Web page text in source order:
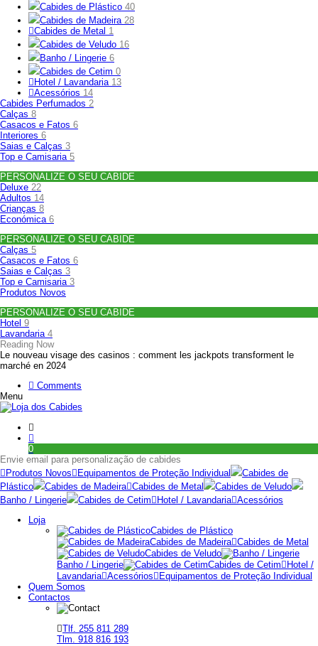
Cabides de Plástico 40
Cabides de Madeira 28
Cabides de Metal 1
Cabides de Veludo 16
Banho / Lingerie 6
Cabides de Cetim 0
Hotel / Lavandaria 13
Acessórios 14
Cabides Perfumados 2
Calças 8
Casacos e Fatos 6
Interiores 6
Saias e Calças 3
Top e Camisaria 5
PERSONALIZE O SEU CABIDE
Deluxe 22
Adultos 14
Crianças 8
Económica 6
PERSONALIZE O SEU CABIDE
Calças 5
Casacos e Fatos 6
Saias e Calças 3
Top e Camisaria 3
Produtos Novos
PERSONALIZE O SEU CABIDE
Hotel 9
Lavandaria 4
Reading Now
Le nouveau visage des casinos : comment les jackpots transforment le
marché en 2024
Comments
Menu
0
Envie email para personalização de cabides
Produtos Novos
Equipamentos de Proteção Individual
Cabides de
Plástico
Cabides de Madeira Cabides de Metal
Cabides de Veludo
Banho / Lingerie
Cabides de Cetim Hotel / Lavandaria Acessórios
Loja
Cabides de Plástico
Cabides de Madeira Cabides de Metal
Cabides de Veludo
Banho / Lingerie
Cabides de Cetim
Hotel /
Lavandaria Acessórios
Equipamentos de Proteção Individual
Quem Somos
Contactos
Tlf. 255 811 289
Tlm. 918 816 193